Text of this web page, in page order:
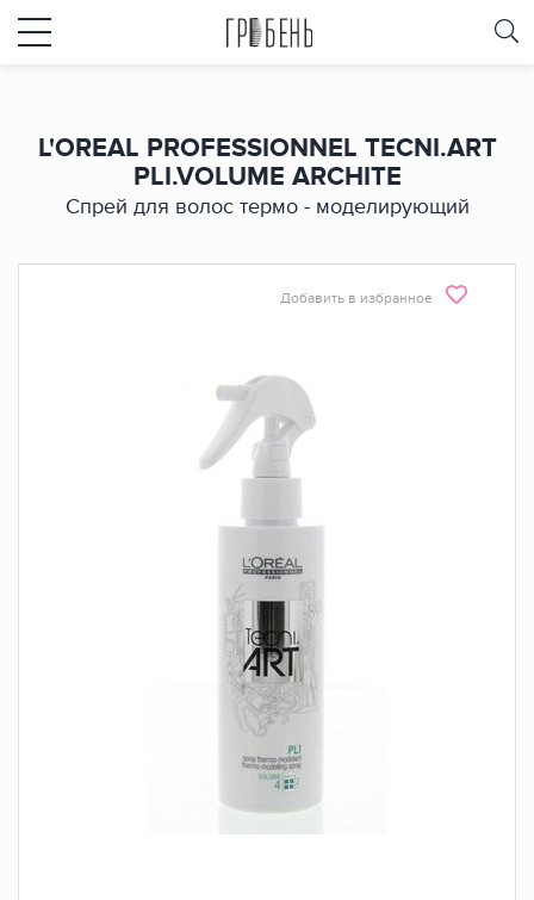
L'OREAL PROFESSIONNEL TECNI.ART
PLI.VOLUME ARCHITE
Спрей для волос термо - моделирующий
Добавить в избранное